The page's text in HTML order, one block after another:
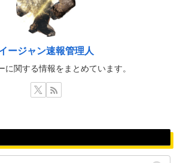
ージャン速報管理人
に関する情報をまとめています。